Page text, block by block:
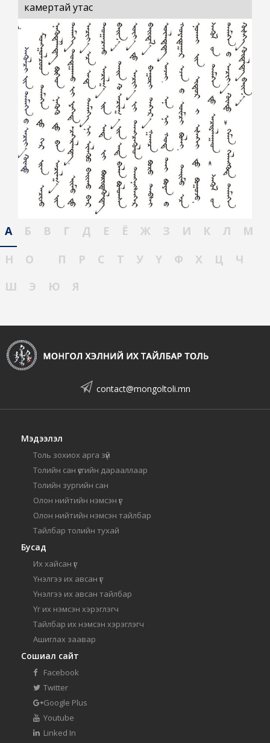
камертай утас
А Б В Г Д Е Ё Ж З И К Л
М
Н
О П Р С Т У Ү Ф Х Ц
Ч
Ш
Э Ю Я
contact@mongoltoli.mn
Мэдээлэл
Толь зохиох арга зүй
Толийн сан үсгийн дарааллаар
Толийн зургийн сан
Олон нийтийн нэмсэн үг
Олон нийтийн нэмсэн тайлбар
Тайлбар толийн тухай
Бусад
Их хайсан үг
Үнэлгээ их авсан үг
Үнэлгээ их авсан тайлбар
Үг их нэмсэн хэрэглэгч
Тайлбар их нэмсэн хэрэглэгч
Ашиглах заавар
Сошиал сайт
Facebook
Twitter
Google Plus
Youtube
Linked In